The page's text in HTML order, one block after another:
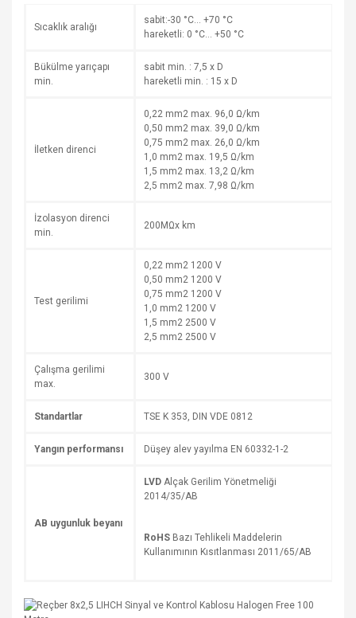
Sıcaklık aralığı
sabit:-30 °C… +70 °C
hareketli: 0 °C… +50 °C
Bükülme yarıçapı
min.
sabit min. : 7,5 x D
hareketli min. : 15 x D
İletken direnci
0,22 mm2 max. 96,0 Ω/km
0,50 mm2 max. 39,0 Ω/km
0,75 mm2 max. 26,0 Ω/km
1,0 mm2 max. 19,5 Ω/km
1,5 mm2 max. 13,2 Ω/km
2,5 mm2 max. 7,98 Ω/km
İzolasyon direnci
min.
200MΩx km
Test gerilimi
0,22 mm2 1200 V
0,50 mm2 1200 V
0,75 mm2 1200 V
1,0 mm2 1200 V
1,5 mm2 2500 V
2,5 mm2 2500 V
Çalışma gerilimi
max.
300 V
Standartlar TSE K 353, DIN VDE 0812
Yangın performansı Düşey alev yayılma EN 60332-1-2
AB uygunluk beyanı
LVD Alçak Gerilim Yönetmeliği
2014/35/AB
RoHS Bazı Tehlikeli Maddelerin
Kullanımının Kısıtlanması 2011/65/AB